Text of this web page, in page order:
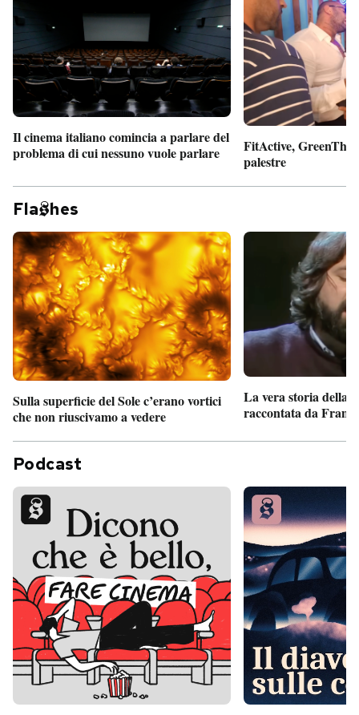
Il cinema italiano comincia a parlare del
problema di cui nessuno vuole parlare
FitActive,
palestre
Fla hes
Sulla superficie del Sole c’erano vortici
che non riuscivamo a vedere
La vera storia della
raccontata da
Podcast